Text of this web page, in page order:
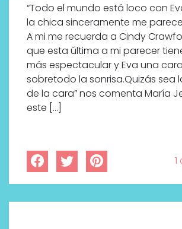
“Todo el mundo está loco con
la chica sinceramente me
A mi me recuerda a Cindy
que esta última a mi parecer
más espectacular y Eva una
sobretodo la sonrisa.Quizás sea
de la cara” nos comenta María
este […]